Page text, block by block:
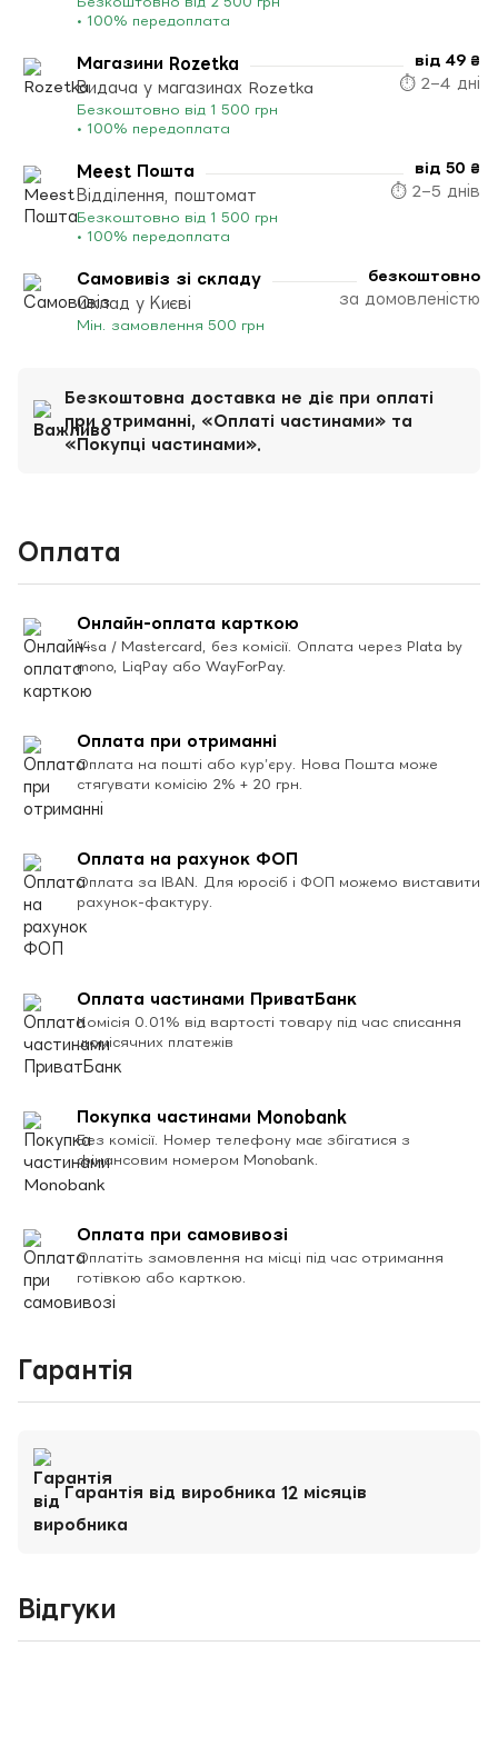
• 100% передоплата
Магазини Rozetka
Видача у магазинах Rozetka
Безкоштовно від 1 500 грн
• 100% передоплата
від 49 ₴
⏱ 2–4 дні
Meest Пошта
Відділення, поштомат
Безкоштовно від 1 500 грн
• 100% передоплата
від 50 ₴
⏱ 2–5 днів
Самовивіз зі складу
Склад у Києві
Мін. замовлення 500 грн
безкоштовно
за домовленістю
Безкоштовна доставка не діє при оплаті
при отриманні, «Оплаті частинами» та
«Покупці частинами».
Оплата
Онлайн-оплата карткою
Visa / Mastercard, без комісії. Оплата через Plata by
mono, LiqPay або WayForPay.
Оплата при отриманні
Оплата на пошті або кур’єру. Нова Пошта може
стягувати комісію 2% + 20 грн.
Оплата на рахунок ФОП
Оплата за IBAN. Для юросіб і ФОП можемо виставити
рахунок-фактуру.
Оплата частинами ПриватБанк
Комісія 0.01% від вартості товару під час списання
щомісячних платежів
Покупка частинами Monobank
Без комісії. Номер телефону має збігатися з
фінансовим номером Monobank.
Оплата при самовивозі
Оплатіть замовлення на місці під час отримання
готівкою або карткою.
Гарантія
Гарантія від виробника 12 місяців
Відгуки